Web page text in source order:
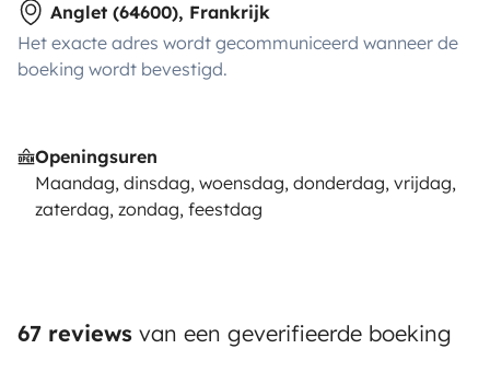
Anglet (64600), Frankrijk
Het exacte adres wordt gecommuniceerd wanneer de
boeking wordt bevestigd.
Openingsuren
Maandag, dinsdag, woensdag, donderdag, vrijdag,
zaterdag, zondag, feestdag
67 reviews van een geverifieerde boeking